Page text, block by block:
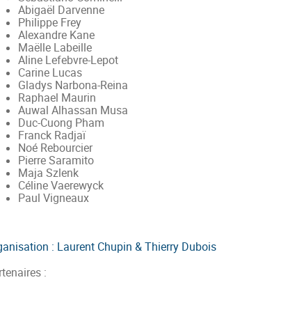
Abigaël Darvenne
Philippe Frey
Alexandre Kane
Maëlle Labeille
Aline Lefebvre-Lepot
Carine Lucas
Gladys Narbona-Reina
Raphael Maurin
Auwal Alhassan Musa
Duc-Cuong Pham
Franck Radjaï
Noé Rebourcier
Pierre Saramito
Maja Szlenk
Céline Vaerewyck
Paul Vigneaux
: Laurent Chupin & Thierry Dubois
: